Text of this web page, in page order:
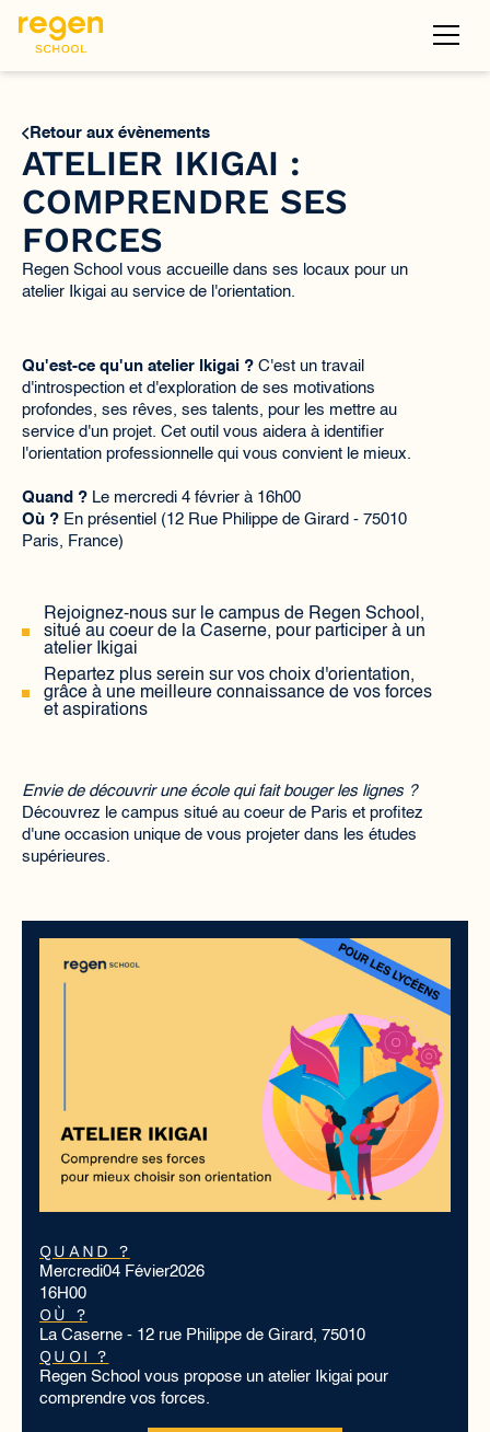
Retour aux évènements
ATELIER IKIGAI :
COMPRENDRE SES
FORCES
Regen School vous accueille dans ses locaux pour un
atelier Ikigai au service de l'orientation.
Qu'est-ce qu'un atelier Ikigai ? C'est un travail
d'introspection et d'exploration de ses motivations
profondes, ses rêves, ses talents, pour les mettre au
service d'un projet. Cet outil vous aidera à identifier
l'orientation professionnelle qui vous convient le mieux.
Quand ? Le mercredi 4 février à 16h00
Où ? En présentiel (12 Rue Philippe de Girard - 75010
Paris, France)
Rejoignez-nous sur le campus de Regen School,
situé au coeur de la Caserne​, pour participer à un
atelier Ikigai
Repartez plus serein sur vos choix d'orientation,
grâce à une meilleure connaissance de vos forces
et aspirations
Envie de découvrir une école qui fait bouger les lignes ?
Découvrez le campus situé au coeur de Paris et profitez
d'une occasion unique de vous projeter dans les études
supérieures.
QUAND ?
Mercredi04 Févier2026
16H00
OÙ ?
La Caserne - 12 rue Philippe de Girard, 75010
QUOI ?
Regen School vous propose un atelier Ikigai pour
comprendre vos forces.